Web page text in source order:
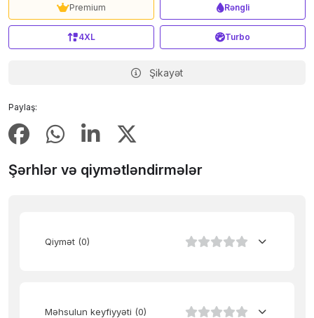
Paylaş:
Premium Rəngli
4XL Turbo
Şikayət
Şərhlər və qiymətləndirmələr
Qiymət (0)
Məhsulun keyfiyyəti (0)